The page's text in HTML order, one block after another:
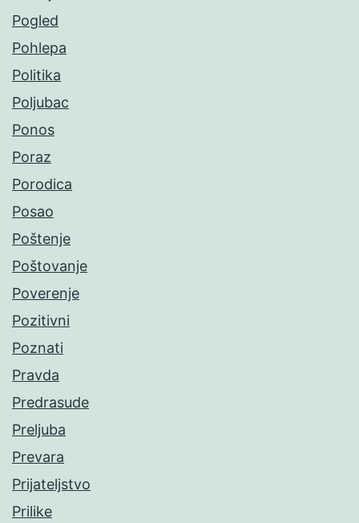
Pogled
Pohlepa
Politika
Poljubac
Ponos
Poraz
Porodica
Posao
Poštenje
Poštovanje
Poverenje
Pozitivni
Poznati
Pravda
Predrasude
Preljuba
Prevara
Prijateljstvo
Prilike